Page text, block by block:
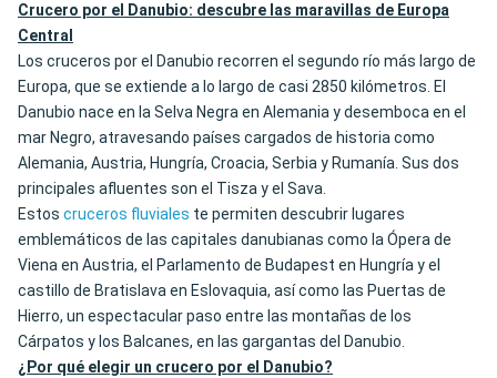
Crucero por el Danubio: descubre las maravillas de Europa
Central
Los cruceros por el Danubio recorren el segundo río más largo de
Europa, que se extiende a lo largo de casi 2850 kilómetros. El
Danubio nace en la Selva Negra en Alemania y desemboca en el
mar Negro, atravesando países cargados de historia como
Alemania, Austria, Hungría, Croacia, Serbia y Rumanía. Sus dos
principales afluentes son el Tisza y el Sava.
Estos cruceros fluviales te permiten descubrir lugares
emblemáticos de las capitales danubianas como la Ópera de
Viena en Austria, el Parlamento de Budapest en Hungría y el
castillo de Bratislava en Eslovaquia, así como las Puertas de
Hierro, un espectacular paso entre las montañas de los
Cárpatos y los Balcanes, en las gargantas del Danubio.
¿Por qué elegir un crucero por el Danubio?